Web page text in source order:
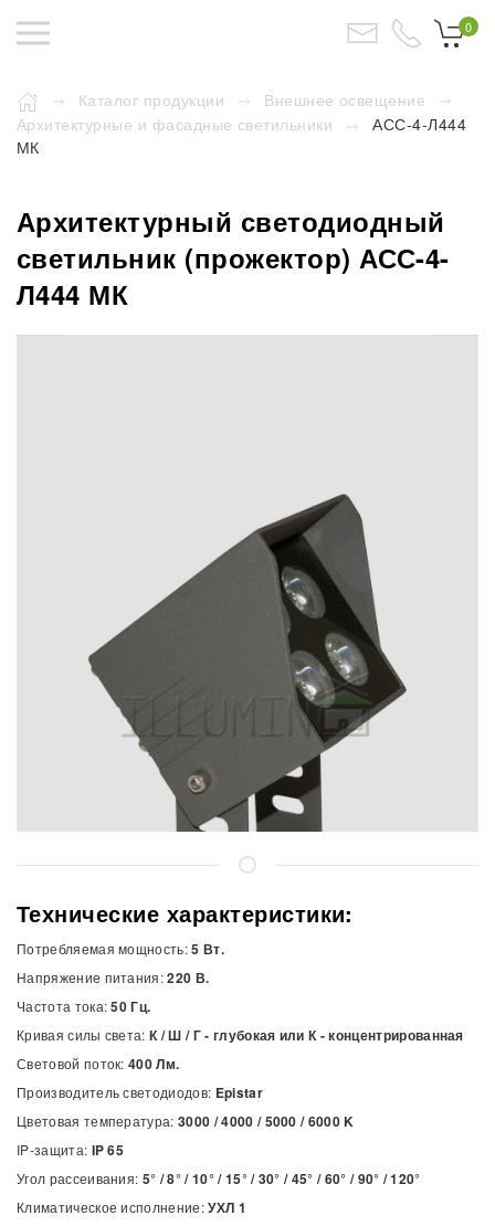
0
Каталог продукции
Внешнее освещение
Архитектурные и фасадные светильники
АСС-4-Л444
МК
Архитектурный светодиодный
светильник (прожектор) АСС-4-
Л444 МК
Технические характеристики:
Потребляемая мощность:5 Вт.
Напряжение питания:220 В.
Частота тока:50 Гц.
Кривая силы света:К / Ш / Г - глубокая или К - концентрированная
Световой поток:400 Лм.
Производитель светодиодов: Epistar
Цветовая температура:3000 / 4000 / 5000 / 6000K
IP-защита: IP 65
Угол рассеивания: 5° / 8° / 10° / 15° / 30° / 45° / 60° / 90° / 120°
Климатическое исполнение:УХЛ 1